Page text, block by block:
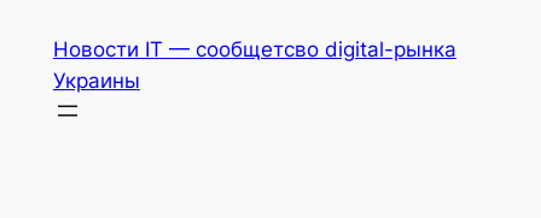
содержимому
Новости IT — сообщетсво digital-рынка
Украины